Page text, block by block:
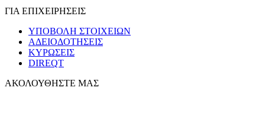
ΓΙΑ ΕΠΙΧΕΙΡΗΣΕΙΣ
ΥΠΟΒΟΛΗ ΣΤΟΙΧΕΙΩΝ
ΑΔΕΙΟΔΟΤΗΣΕΙΣ
ΚΥΡΩΣΕΙΣ
DIREQT
ΑΚΟΛΟΥΘΗΣΤΕ ΜΑΣ